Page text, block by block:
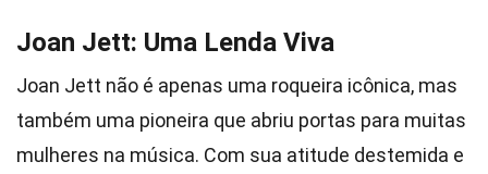
Joan Jett: Uma Lenda Viva
Joan Jett não é apenas uma roqueira icônica, mas
também uma pioneira que abriu portas para muitas
mulheres na música. Com sua atitude destemida e